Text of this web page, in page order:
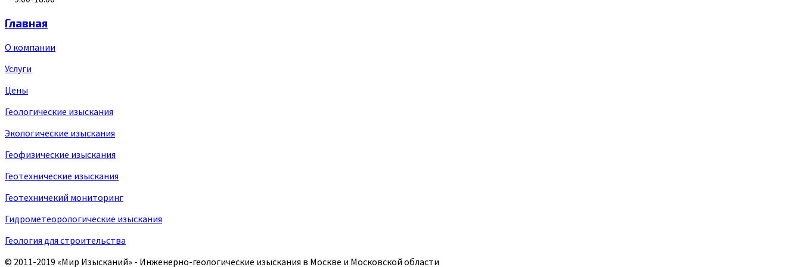
Главная
О компании
Услуги
Цены
Геологические изыскания
Экологические изыскания
Геофизические изыскания
Геотехнические изыскания
Геотехничекий мониторинг
Гидрометеорологические изыскания
Геология для строительства
© 2011-2019 «Мир Изысканий» - Инженерно-геологические изыскания в Москве и Московской области